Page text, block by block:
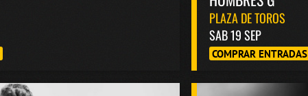
PLAZA DE TOROS
SAB 19 SEP
COMPRAR ENTRADAS